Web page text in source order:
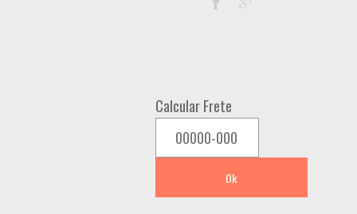
ANIMADO
Calcular Frete
Ok